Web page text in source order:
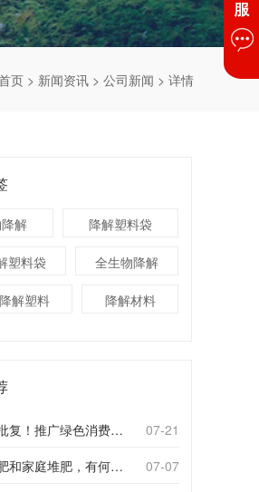
页 > 新闻资讯 > 公司新闻 > 详情
解 降解塑料袋
塑料袋 全生物降解
解塑料 降解材料
国务院批复！推广绿色消费，引导使用环保可降解包装材料
07-21
工业堆肥和家庭堆肥，有何不同？
07-07